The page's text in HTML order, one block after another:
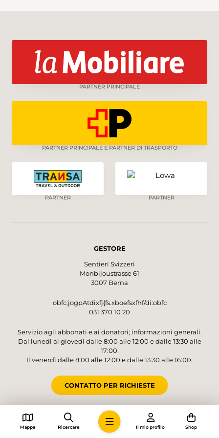
circostante sono splendidi. Proseguendo si
scende fino nel centro del nucleo di
Novazzano. L’ultimo tratto del percorso
costeggia il Parco del Penz fino a raggiungere
la stazione di Chiasso.PARTNER PRINCIPALE
PARTNER PRINCIPALE E PARTNER DI TRASPORTO
PARTNER PARTNER
GESTORE
Sentieri Svizzeri
Monbijoustrasse 61
3007 Berna
obfc:jogpAtdixfj{fs.xboefsxfhf/di:obfc
031 370 10 20
Servizio agli abbonati e ai donatori; informazioni generali.
Dal lunedì al giovedì dalle 8:00 alle 12:00 e dalle 13:30 alle
17:00.
Il venerdì dalle 8:00 alle 12:00 e dalle 13:30 alle 16:00.
CONTATTO PER RICHIESTE
CONTO PER DONAZIONI
Mappa Ricercare Il mio profilo Shop